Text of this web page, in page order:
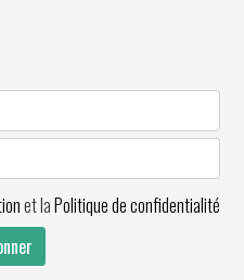
et laPolitique de confidentialité